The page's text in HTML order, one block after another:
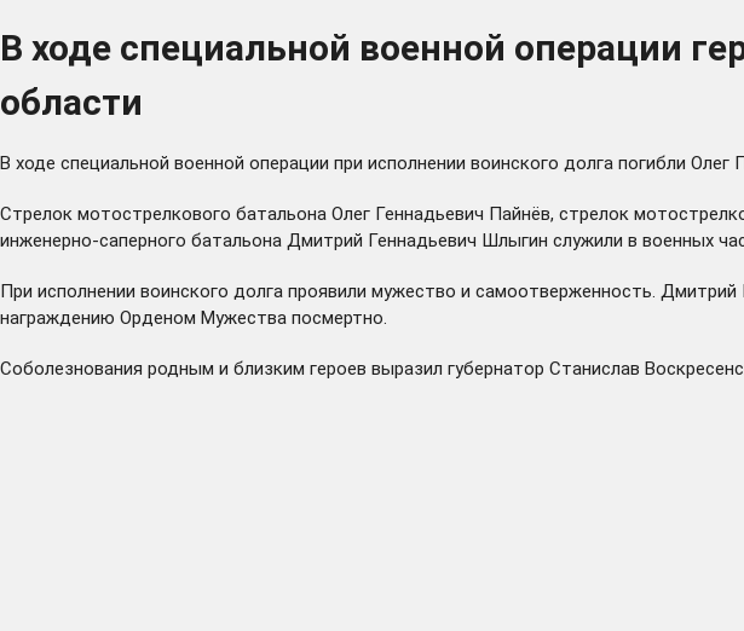
В ходе специальной военной операции
области
В ходе специальной военной операции при исполнении воинского долга погибли
Стрелок мотострелкового батальона Олег Геннадьевич Пайнёв, стрелок
инженерно-саперного батальона Дмитрий Геннадьевич Шлыгин служили в военных
При исполнении воинского долга проявили мужество и самоотверженность.
награждению Орденом Мужества посмертно.
Соболезнования родным и близким героев выразил губернатор Станислав